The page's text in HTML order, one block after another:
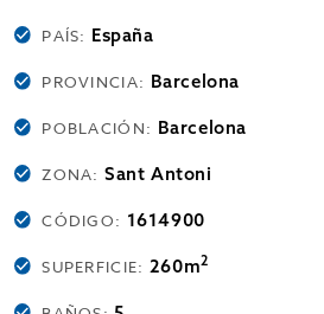
PAÍS: España
PROVINCIA: Barcelona
POBLACIÓN: Barcelona
ZONA:Sant Antoni
CÓDIGO: 1614900
SUPERFICIE: 260m2